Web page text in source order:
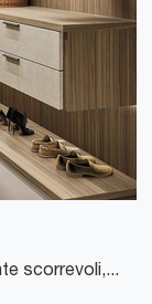
Se cerchi armadi cabine armadio con ante scorrevoli, clicca e scopri l'armadio Cabina Armadio Comp N07 di Mobilgam in melaminico.